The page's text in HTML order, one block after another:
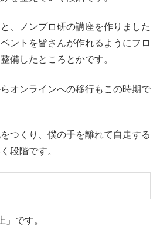
、ノンプロ研の講座を作りました
ントを皆さんが作れるようにフロ
備したところとかです。
オンラインへの移行もこの時期で
つくり、僕の手を離れて自走する
段階です。
です。